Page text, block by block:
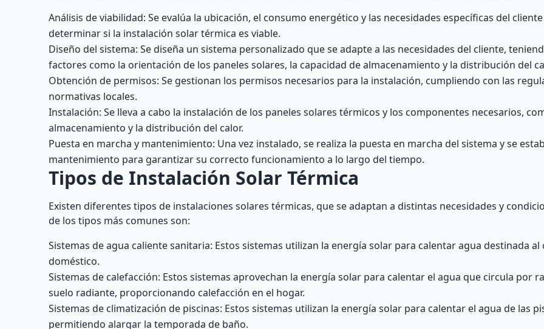
Análisis de viabilidad: Se evalúa la ubicación, el consumo energético y las necesidades específicas del
determinar si la instalación solar térmica es viable.
Diseño del sistema: Se diseña un sistema personalizado que se adapte a las necesidades del cliente,
factores como la orientación de los paneles solares, la capacidad de almacenamiento y la distribución del
Obtención de permisos: Se gestionan los permisos necesarios para la instalación, cumpliendo con las
normativas locales.
Instalación: Se lleva a cabo la instalación de los paneles solares térmicos y los componentes necesarios,
almacenamiento y la distribución del calor.
Puesta en marcha y mantenimiento: Una vez instalado, se realiza la puesta en marcha del sistema y se
mantenimiento para garantizar su correcto funcionamiento a lo largo del tiempo.
Tipos de Instalación Solar Térmica
Existen diferentes tipos de instalaciones solares térmicas, que se adaptan a distintas necesidades y
de los tipos más comunes son:
Sistemas de agua caliente sanitaria: Estos sistemas utilizan la energía solar para calentar agua destinada al
doméstico.
Sistemas de calefacción: Estos sistemas aprovechan la energía solar para calentar el agua que circula por
suelo radiante, proporcionando calefacción en el hogar.
Sistemas de climatización de piscinas: Estos sistemas utilizan la energía solar para calentar el agua de las
permitiendo alargar la temporada de baño.